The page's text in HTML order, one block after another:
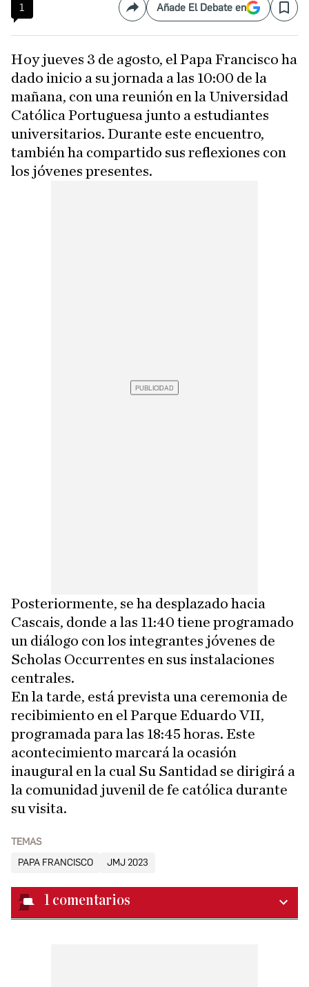
1 CompartirAñade El Debate en Save
Hoy jueves 3 de agosto, el Papa Francisco ha
dado inicio a su jornada a las 10:00 de la
mañana, con una reunión en la Universidad
Católica Portuguesa junto a estudiantes
universitarios. Durante este encuentro,
también ha compartido sus reflexiones con
los jóvenes presentes.
Posteriormente, se ha desplazado hacia
Cascais, donde a las 11:40 tiene programado
un diálogo con los integrantes jóvenes de
Scholas Occurrentes en sus instalaciones
centrales.
En la tarde, está prevista una ceremonia de
recibimiento en el Parque Eduardo VII,
programada para las 18:45 horas. Este
acontecimiento marcará la ocasión
inaugural en la cual Su Santidad se dirigirá a
la comunidad juvenil de fe católica durante
su visita.
TEMAS
PAPA FRANCISCO
JMJ 2023
1 comentarios